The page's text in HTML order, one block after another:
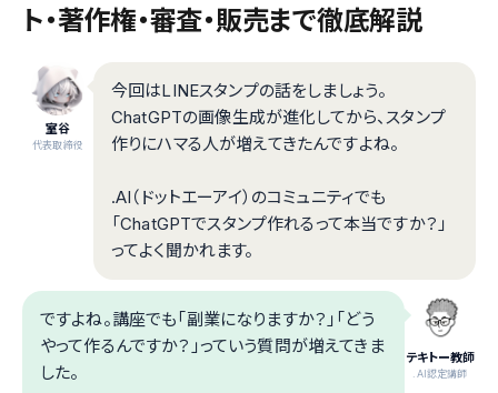
ト・著作権・審査・販売まで徹底解説
室谷
代表取締役
今回はLINEスタンプの話をしましょう。
ChatGPTの画像生成が進化してから、スタンプ
作りにハマる人が増えてきたんですよね。
.AI（ドットエーアイ）のコミュニティでも
「ChatGPTでスタンプ作れるって本当ですか？」
ってよく聞かれます。
テキトー教師
.AI認定講師
ですよね。講座でも「副業になりますか？」「どう
やって作るんですか？」っていう質問が増えてきま
した。